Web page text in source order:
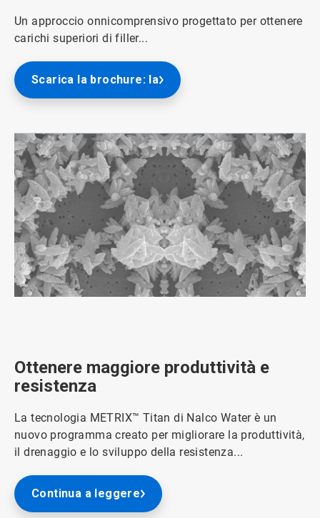
Un approccio onnicomprensivo progettato per ottenere
carichi superiori di filler...
Scarica la brochure: la
Ottenere maggiore produttività e
resistenza
La tecnologia METRIX™ Titan di Nalco Water è un
nuovo programma creato per migliorare la produttività,
il drenaggio e lo sviluppo della resistenza...
Continua a leggere